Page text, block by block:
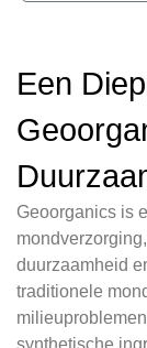
Een
Geoorganics is
duurzaamheid
traditionele